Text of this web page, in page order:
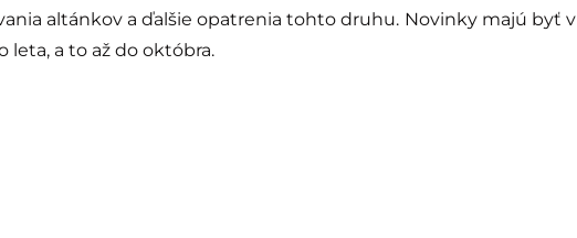
altánkov a ďalšie opatrenia tohto druhu. Novinky majú byť v
leta, a to až do októbra.